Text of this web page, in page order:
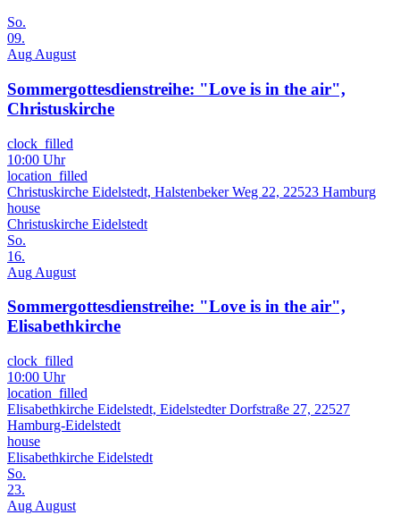
So.
09.
Aug August
Sommergottesdienstreihe: "Love is in the air",
Christuskirche
clock_filled
10:00 Uhr
location_filled
Christuskirche Eidelstedt, Halstenbeker Weg 22, 22523 Hamburg
house
Christuskirche Eidelstedt
So.
16.
Aug August
Sommergottesdienstreihe: "Love is in the air",
Elisabethkirche
clock_filled
10:00 Uhr
location_filled
Elisabethkirche Eidelstedt, Eidelstedter Dorfstraße 27, 22527
Hamburg-Eidelstedt
house
Elisabethkirche Eidelstedt
So.
23.
Aug August